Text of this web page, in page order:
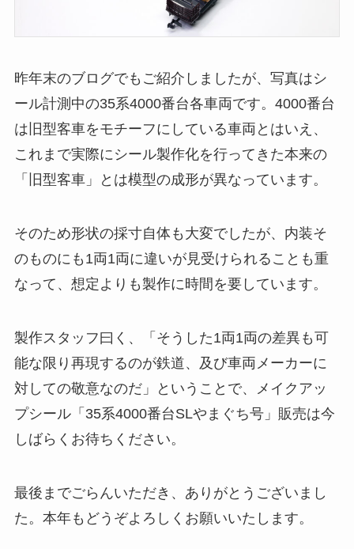
昨年末のブログでもご紹介しましたが、写真はシ
ール計測中の35系4000番台各車両です。4000番台
は旧型客車をモチーフにしている車両とはいえ、
これまで実際にシール製作化を行ってきた本来の
「旧型客車」とは模型の成形が異なっています。
そのため形状の採寸自体も大変でしたが、内装そ
のものにも1両1両に違いが見受けられることも重
なって、想定よりも製作に時間を要しています。
製作スタッフ曰く、「そうした1両1両の差異も可
能な限り再現するのが鉄道、及び車両メーカーに
対しての敬意なのだ」ということで、メイクアッ
プシール「35系4000番台SLやまぐち号」販売は今
しばらくお待ちください。
最後までごらんいただき、ありがとうございまし
た。本年もどうぞよろしくお願いいたします。